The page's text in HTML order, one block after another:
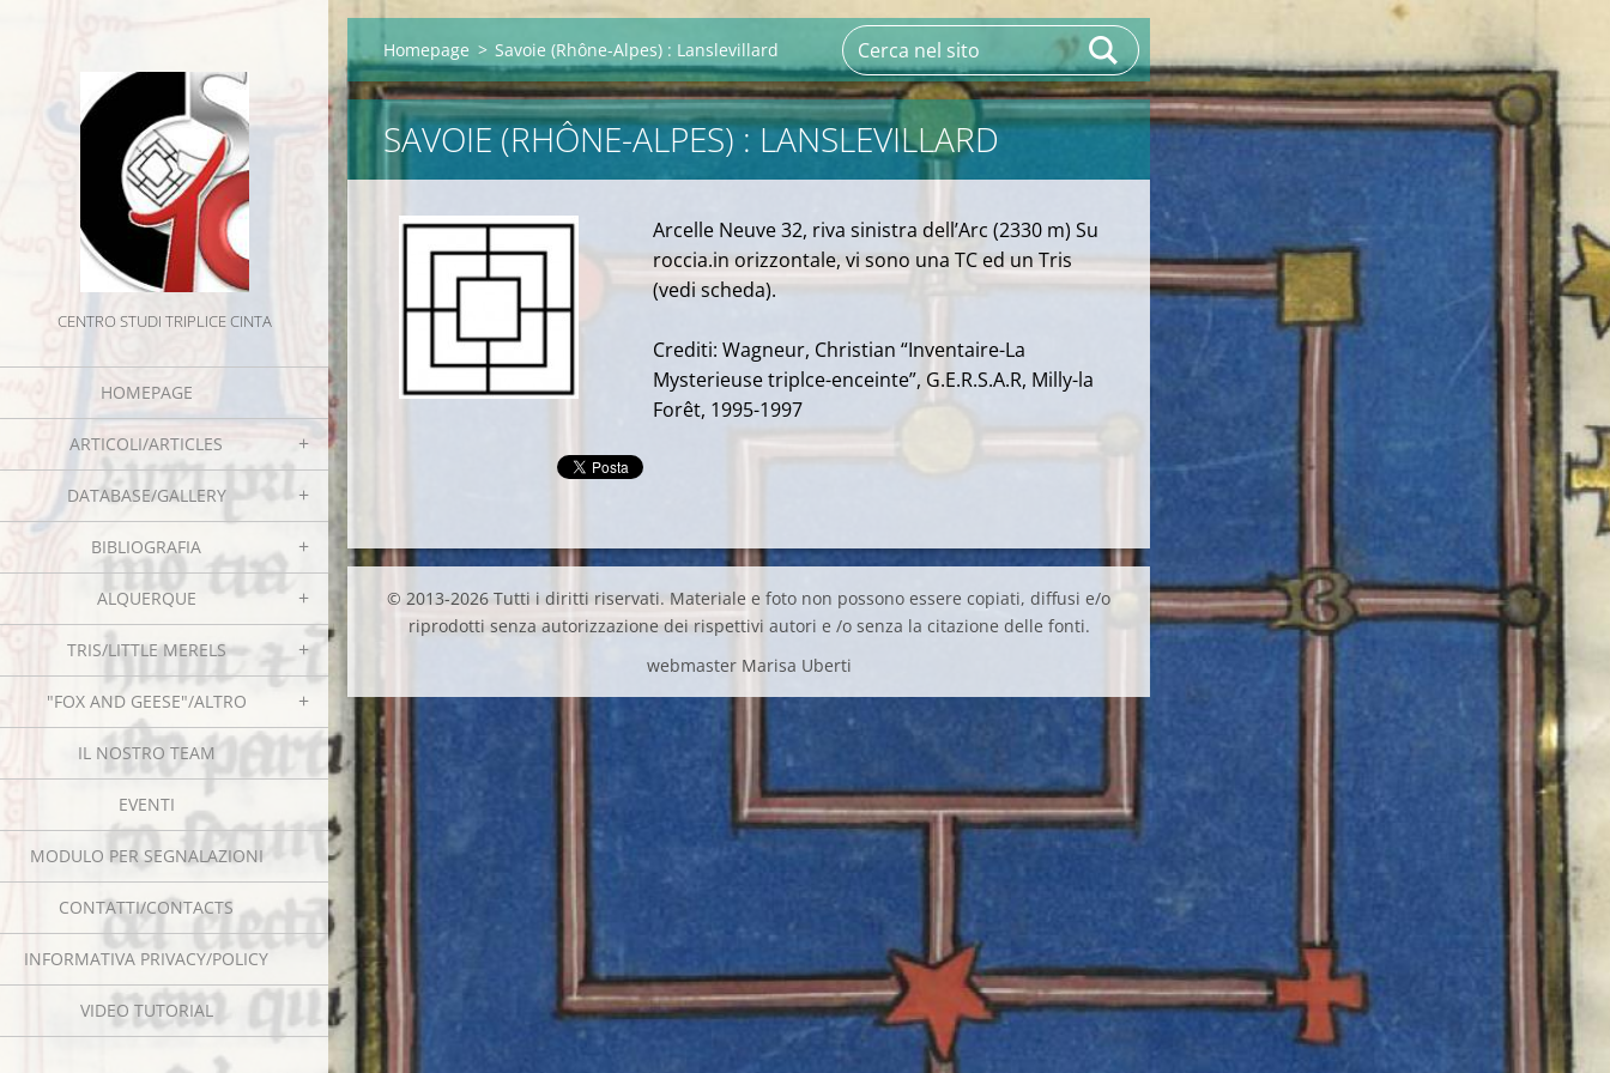
CENTRO STUDI TRIPLICE CINTA
HOMEPAGE
ARTICOLI/ARTICLES
DATABASE/GALLERY
BIBLIOGRAFIA
ALQUERQUE
TRIS/LITTLE MERELS
"FOX AND GEESE"/ALTRO
IL NOSTRO TEAM
EVENTI
MODULO PER SEGNALAZIONI
CONTATTI/CONTACTS
INFORMATIVA PRIVACY/POLICY
VIDEO TUTORIAL
Homepage > Savoie (Rhône-Alpes) : Lanslevillard
SAVOIE (RHÔNE-ALPES) : LANSLEVILLARD
Arcelle Neuve 32, riva sinistra dell’Arc (2330 m) Su
roccia.in orizzontale, vi sono una TC ed un Tris
(vedi scheda).
Crediti: Wagneur, Christian “Inventaire-La
Mysterieuse triplce-enceinte”, G.E.R.S.A.R, Milly-la
Forêt, 1995-1997
© 2013-2026 Tutti i diritti riservati. Materiale e foto non possono essere copiati, diffusi e/o
riprodotti senza autorizzazione dei rispettivi autori e /o senza la citazione delle fonti.
webmaster Marisa Uberti